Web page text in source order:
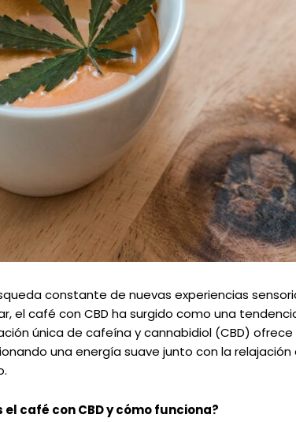
constante de nuevas experiencias
el café con CBD ha surgido como una
única de cafeína y cannabidiol (CBD)
una energía suave junto con la
el café con CBD y cómo funciona?